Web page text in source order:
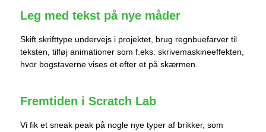
Leg med tekst på nye måder
Skift skrifttype undervejs i projektet, brug regnbuefarver til
teksten, tilføj animationer som f.eks. skrivemaskineeffekten,
hvor bogstaverne vises et efter et på skærmen.
Fremtiden i Scratch Lab
Vi fik et sneak peak på nogle nye typer af brikker, som